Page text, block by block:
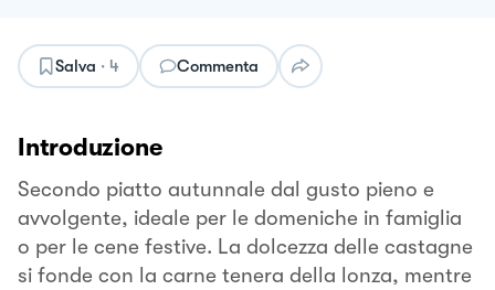
Salva · 4 Commenta
Introduzione
Secondo piatto autunnale dal gusto pieno e
avvolgente, ideale per le domeniche in famiglia
o per le cene festive. La dolcezza delle castagne
si fonde con la carne tenera della lonza, mentre